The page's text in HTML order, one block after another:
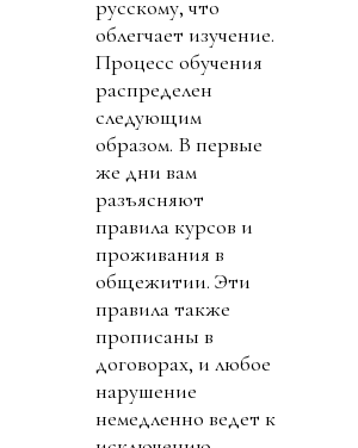
русскому, что
облегчает изучение.
Процесс обучения
распределен
следующим
образом. В первые
же дни вам
разъясняют
правила курсов и
проживания в
общежитии. Эти
правила также
прописаны в
договорах, и любое
нарушение
немедленно ведет к